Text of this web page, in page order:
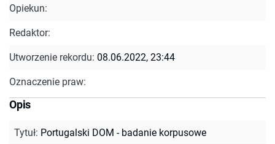
Opiekun:
Redaktor:
Utworzenie rekordu: 08.06.2022, 23:44
Oznaczenie praw:
Opis
Tytuł: Portugalski DOM - badanie korpusowe